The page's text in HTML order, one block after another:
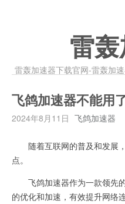
雷
雷轰加速器下载官网-雷轰加
飞鸽加速器不能用
2024年8月11日 飞鸽加速器
随着互联网的普及和发展
点。
飞鸽加速器作为一款领先
的优化和加速，有效提升网络